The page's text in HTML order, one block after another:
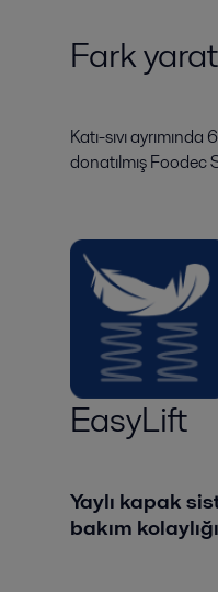
Fark
Katı-sıvı
donatılmış Foodec
EasyLift
Yaylı kapak
bakım kolaylığı